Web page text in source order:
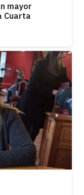
mayor
Cuarta